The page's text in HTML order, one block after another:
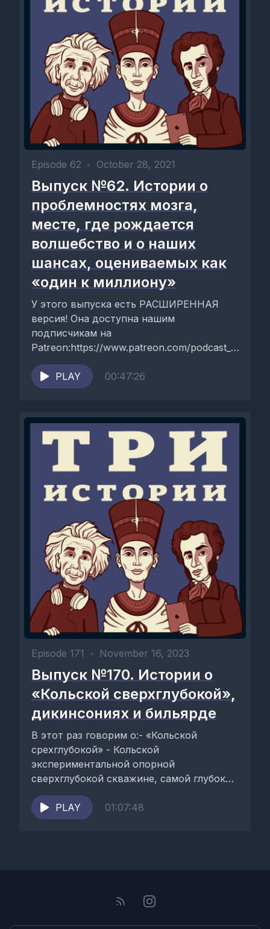
Episode 62 • October 28, 2021
Выпуск №62. Истории о
проблемностях мозга,
месте, где рождается
волшебство и о наших
шансах, оцениваемых как
«один к миллиону»
У этого выпуска есть РАСШИРЕННАЯ
версия! Она доступна нашим
подписчикам на
Patreon:https://www.patreon.com/
этом выпуске истории о:- не
верифицированных долгожителях, об
официально признанной рекордсменке
PLAY 00:47:26
Episode 171 • November 16, 2023
Выпуск №170. Истории о
«Кольской сверхглубокой»,
дикинсониях и бильярде
В этот раз говорим о:- «Кольской
срехглубокой» - Кольской
экспериментальной опорной
сверхглубокой скважине, самой глубокой
горной выработке в мире;- дикинсониях,
наиболее характерном роде
ископаемых...
PLAY 01:07:48